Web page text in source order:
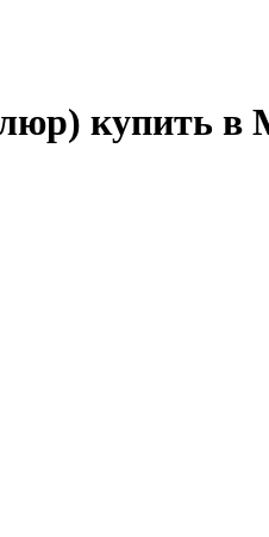
купить в